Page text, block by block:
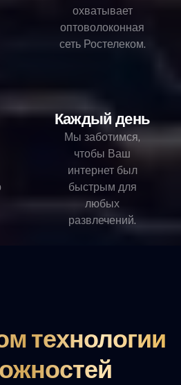
охватывает
оптоволоконная
сеть Ростелеком.
Каждый день
Мы заботимся,
чтобы Ваш
интернет был
быстрым для
любых
развлечений.
технологии